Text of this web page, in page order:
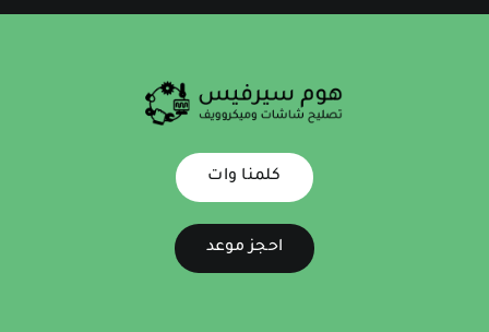
كلمنا وات
احجز موعد